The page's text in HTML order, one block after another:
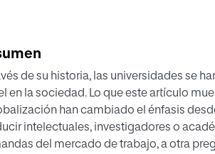
de su historia, las universidades se
en la sociedad. Lo que este artículo
han cambiado el énfasis
intelectuales, investigadores o
del mercado de trabajo, a otra